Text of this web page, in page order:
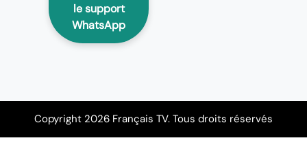
le support
WhatsApp
Copyright 2026 Français TV. Tous droits réservés